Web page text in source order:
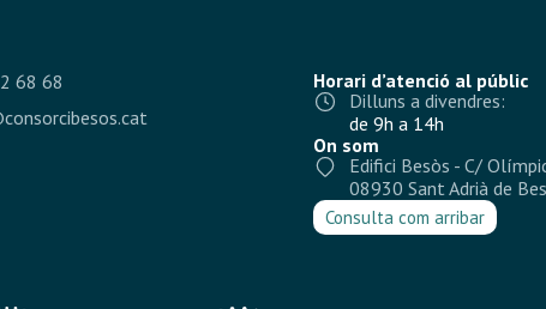
68 68
Horari d’atenció al públic
Dilluns a divendres:
de 9h a 14h
On som
Edifici Besòs - C/
08930 Sant Adrià de
Consulta com arribar